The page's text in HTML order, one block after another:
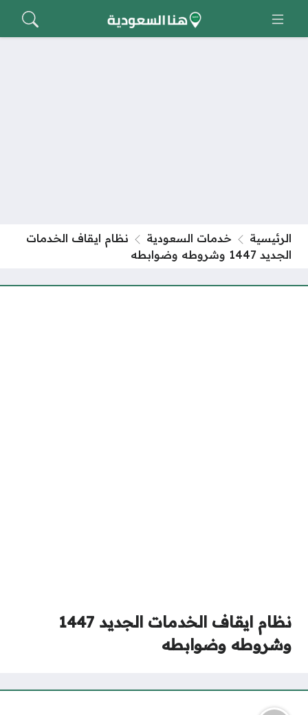
الرئيسية خدمات السعودية
نظام ايقاف الخدمات
الجديد 1447 وشروطه وضوابطه
نظام ايقاف الخدمات الجديد 1447
وشروطه وضوابطه